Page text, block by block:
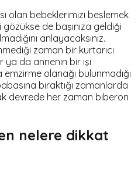
olan bebeklerimizi beslemek
de başınıza geldiği
anlayacaksınız.
zaman bir kurtarıcı
ya da annenin bir işi
olanağı bulunmadığı
bıraktığı zamanlarda
devrede her zaman biberon
nelere dikkat